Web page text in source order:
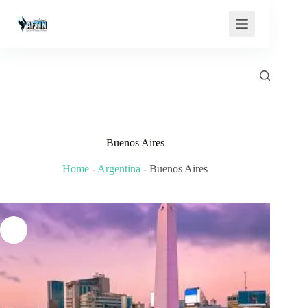
contenido
Buenos Aires
Home - Argentina -Buenos Aires